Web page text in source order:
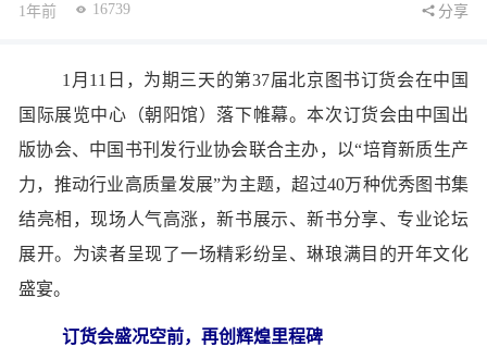
1年前 16739 分享
1月11日，为期三天的第37届北京图书订货会在中国
国际展览中心（朝阳馆）落下帷幕。本次订货会由中国出
版协会、中国书刊发行业协会联合主办，以“培育新质生产
力，推动行业高质量发展”为主题，超过40万种优秀图书集
结亮相，现场人气高涨，新书展示、新书分享、专业论坛
展开。为读者呈现了一场精彩纷呈、琳琅满目的开年文化
盛宴。
订货会盛况空前，再创辉煌里程碑